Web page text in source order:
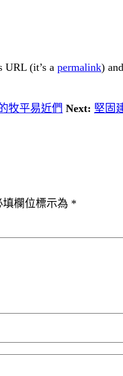
URL (it’s a permalink)
牧平易近們 Next: 堅固
填欄位標示為 *